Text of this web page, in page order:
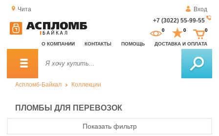
Чита
Вход
+7 (3022) 55-99-55
О КОМПАНИИ КОНТАКТЫ ПОМОЩЬ ДОСТАВКА И ОПЛАТА
0 0 0
Аспломб-Байкал Коллекции
ПЛОМБЫ ДЛЯ ПЕРЕВОЗОК
Показать фильтр